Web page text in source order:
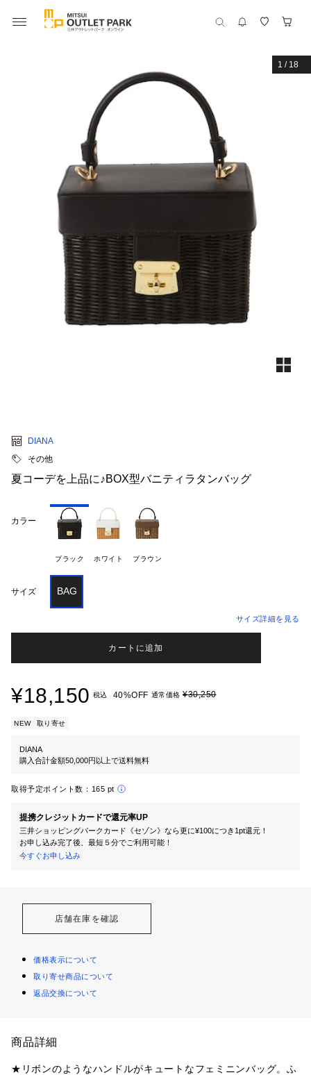
1 / 18
DIANA
その他
夏コーデを上品に♪BOX型バニティラタンバッグ
カラー
ブラック ホワイト ブラウン
サイズ BAG
サイズ詳細を見る
カートに追加
¥18,150 税込 40%OFF 通常価格 ¥30,250
NEW 取り寄せ
DIANA
購入合計金額50,000円以上で送料無料
取得予定ポイント数： 165 pt
提携クレジットカードで還元率UP
三井ショッピングパークカード《セゾン》なら更に¥100につき1pt還元！
お申し込み完了後、最短５分でご利用可能！
今すぐお申し込み
店舗在庫を確認
価格表示について
取り寄せ商品について
返品交換について
商品詳細
★リボンのようなハンドルがキュートなフェミニンバッグ。ふ